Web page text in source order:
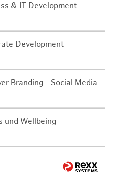
& IT Development
Development
Branding - Social Media
und Wellbeing